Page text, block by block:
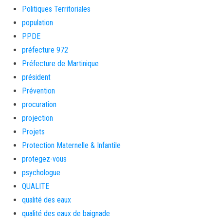
Politiques Territoriales
population
PPDE
préfecture 972
Préfecture de Martinique
président
Prévention
procuration
projection
Projets
Protection Maternelle & Infantile
protegez-vous
psychologue
QUALITE
qualité des eaux
qualité des eaux de baignade